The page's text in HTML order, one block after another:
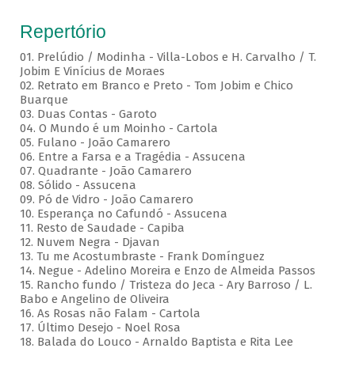
Repertório
01. Prelúdio / Modinha - Villa-Lobos e H. Carvalho / T.
Jobim E Vinícius de Moraes
02. Retrato em Branco e Preto - Tom Jobim e Chico
Buarque
03. Duas Contas - Garoto
04. O Mundo é um Moinho - Cartola
05. Fulano - João Camarero
06. Entre a Farsa e a Tragédia - Assucena
07. Quadrante - João Camarero
08. Sólido - Assucena
09. Pó de Vidro - João Camarero
10. Esperança no Cafundó - Assucena
11. Resto de Saudade - Capiba
12. Nuvem Negra - Djavan
13. Tu me Acostumbraste - Frank Domínguez
14. Negue - Adelino Moreira e Enzo de Almeida Passos
15. Rancho fundo / Tristeza do Jeca - Ary Barroso / L.
Babo e Angelino de Oliveira
16. As Rosas não Falam - Cartola
17. Último Desejo - Noel Rosa
18. Balada do Louco - Arnaldo Baptista e Rita Lee